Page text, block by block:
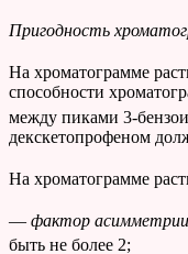
Пригодность
На хроматограмме
способности
между пиками 3-
декскетопрофеном
На хроматограмме
— фактор асимметрии
быть не более 2;